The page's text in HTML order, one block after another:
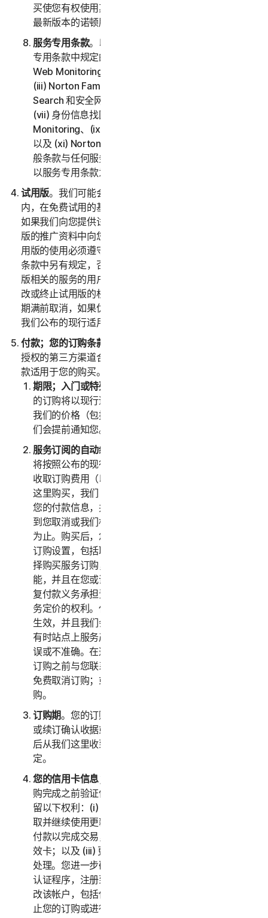
买使您有权使用其他软件和服务，则表示您了解并接受
最新版本的诺顿服务条款。
服务专用条款。以下服务受本 LSA 的第三部分 – 服务
专用条款中规定的附加条款和条件的约束：(i) Dark
Web Monitoring、(ii) Norton Password Manager、
(iii) Norton Family 和家长控制、(iv) Norton Safe
Search 和安全网页、(v) 云备份、(vi) 技术支持服务、
(vii) 身份信息找回支持、(viii) Social Media
Monitoring、(ix) 防身份盗用保险、(x) Norton VPN，
以及 (xi) Norton Small Business。如果第二部分 - 一
般条款与任何服务专用条款之间存在冲突或不一致，则
以服务专用条款为准并适用。
试用版。我们可能会在诺顿卫复客自行决定的指定时间
内，在免费试用的基础上提供服务（以下称“
如果我们向您提供试用版，则会在注册时和/或介绍试用
版的推广资料中向您提供试用版的专用条款，并且您对试
用版的使用必须遵守这些专用条款。除非试用优惠的专用
条款中另有规定，否则试用版仅适合之前尚未订购与试用
版相关的服务的用户。我们保留经自行决定于任何时候修
改或终止试用版的权利，恕不另行通知。除非您在试用版
期满前取消，如果优惠中包含订购，则您的订购将自动以
我们公布的现行适用价格续订。
付款；您的订购条款
授权的第三方渠道合作伙伴购买服务订购，则这些付款条
款适用于您的购买。
期限；入门或特殊优惠
的订购将以现行适用价格自动续订，直到您取消为止。
我们的价格（包括任何续订价格）随时会有浮动，但我
们会提前通知您。
服务订阅的自动续订。
将按照公布的现行适用价格（加上任何适用税费）向您
收取订购费用（以下统称“
这里购买，我们（或我们的第三方付款处理商）将存储
您的付款信息，并且在您的续订日期自动向您收费，直
到您取消或我们根据本 LSA 终止您的访问或使用服务
为止。购买后，您可随时前往
订购设置，包括取消自动续订。通过接受本 LSA 并选
择购买服务订购，即表示您确认订购具有重复付款功
能，并且在您或诺顿卫复客取消订购之前，您对所有重
复付款义务承担责任。诺顿卫复客保留随时变更任何服
务定价的权利。任何价格变更将于下一次订购续订日期
生效，并且我们会提前通知您。尽管我们竭尽全力，但
有时站点上服务产品的价格或说明可能会无意间发生错
误或不准确。在这种情况下，诺顿卫复客将在确认您的
订购之前与您联系以获取指示，并且您可以选择：(i)
免费取消订购；或者 (ii) 根据修改后的信息继续进行订
购。
订购期。您的订购期（以下称“
或续订确认收据或电子邮件（例如，您在购买服务订购
后从我们这里收到的购买或确认电子邮件）中进行规
定。
您的信用卡信息；订购购买的接受
购完成之前验证信用卡/借记卡付款的权利。我们还保
留以下权利：(i) 从卡品牌方以电子方式（如适用）获
取并继续使用更新的信用卡帐户信息；(ii) 重试失败的
付款以完成交易，包括但不限于重试延长过期日期的失
效卡；以及 (iii) 更改或变更授权第三方以协助进行付款
处理。您进一步确认并同意，根据我们现行的客户身份
认证程序，注册到您帐户的另一位成年客户可以授权更
改该帐户，包括但不限于更改付款方式或服务，包括终
止您的订购或进行可能会导致额外费用的变更。在任何